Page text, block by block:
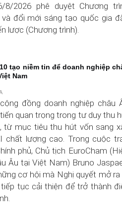
8/2026 phê duyệt Chương
đổi mới sáng tạo quốc gia
lược (Chương trình).
tạo niềm tin để doanh nghiệp
Nam
đồng doanh nghiệp châu
quan trọng trong tư duy thu
từ mục tiêu thu hút vốn sang
chất lượng cao. Trong cuộc
phủ, Chủ tịch EuroCham
Âu tại Việt Nam) Bruno
cơ hội mà Nghị quyết mở
tục cải thiện để trở thành